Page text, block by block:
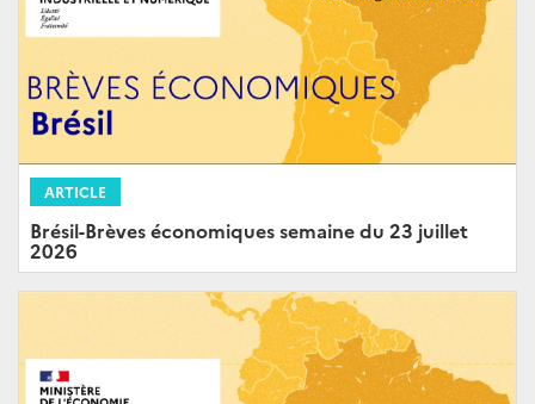
ARTICLE
Brésil-Brèves économiques semaine du 23 juillet
2026